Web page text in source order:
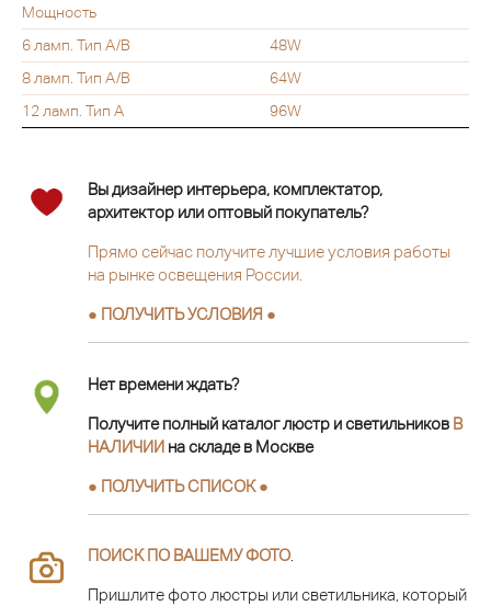
Мощность
6 ламп. Тип A/B
48W
8 ламп. Тип A/B
64W
12 ламп. Тип A
96W
Вы дизайнер интерьера, комплектатор,
архитектор или оптовый покупатель?
Прямо сейчас получите лучшие условия работы
на рынке освещения России.
● ПОЛУЧИТЬ УСЛОВИЯ ●
Нет времени ждать?
Получите полный каталог люстр и светильников В
НАЛИЧИИ на складе в Москве
● ПОЛУЧИТЬ СПИСОК ●
ПОИСК ПО ВАШЕМУ ФОТО
Пришлите фото люстры или светильника, который